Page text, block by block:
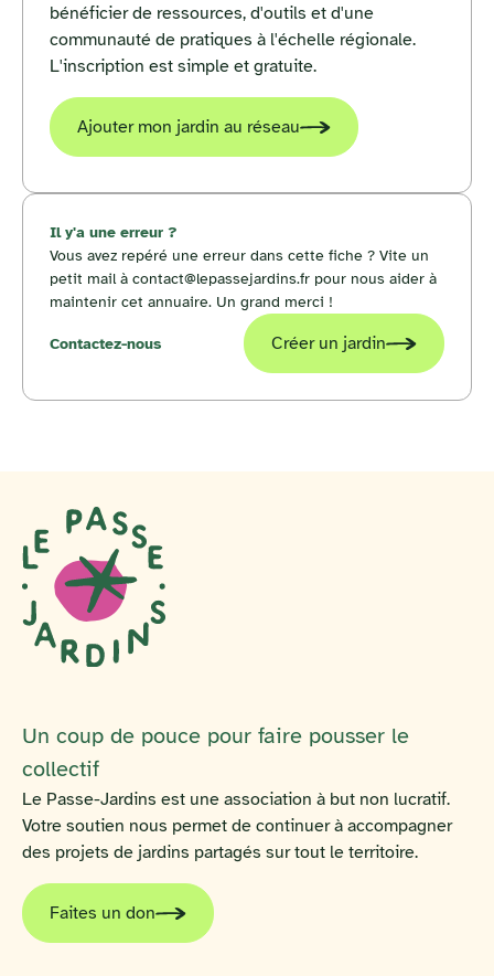
bénéficier de ressources, d'outils et d'une
communauté de pratiques à l'échelle régionale.
L'inscription est simple et gratuite.
Ajouter mon jardin au réseau
Il y'a une erreur ?
Vous avez repéré une erreur dans cette fiche ? Vite un
petit mail à contact@lepassejardins.fr pour nous aider à
maintenir cet annuaire. Un grand merci !
Contactez-nous Créer un jardin
Un coup de pouce pour faire pousser le
collectif
Le Passe-Jardins est une association à but non lucratif.
Votre soutien nous permet de continuer à accompagner
des projets de jardins partagés sur tout le territoire.
Faites un don